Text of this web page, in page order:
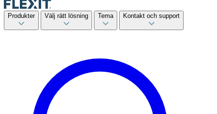
Produkter Välj rätt lösning Tema Kontakt och support